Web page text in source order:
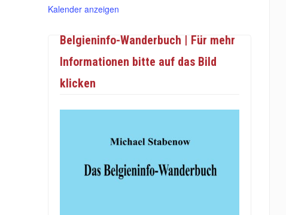
Kalender anzeigen
Belgieninfo-Wanderbuch | Für mehr
Informationen bitte auf das Bild
klicken